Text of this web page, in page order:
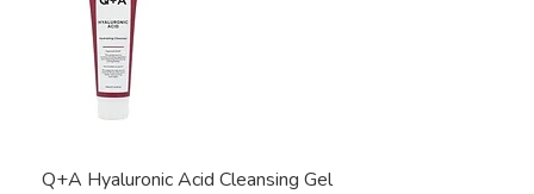
Q+A Hyaluronic Acid Cleansing Gel